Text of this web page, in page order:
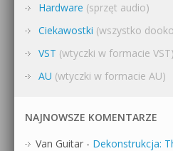
Hardware (sprzęt audio)
Ciekawostki (wszystko
VST (wtyczki w formacie VST)
AU (wtyczki w formacie AU)
NAJNOWSZE KOMENTARZE
Van Guitar - Dekonstrukcja: